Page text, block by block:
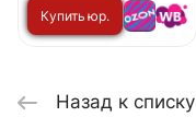
Купить юр.
Назад к списку